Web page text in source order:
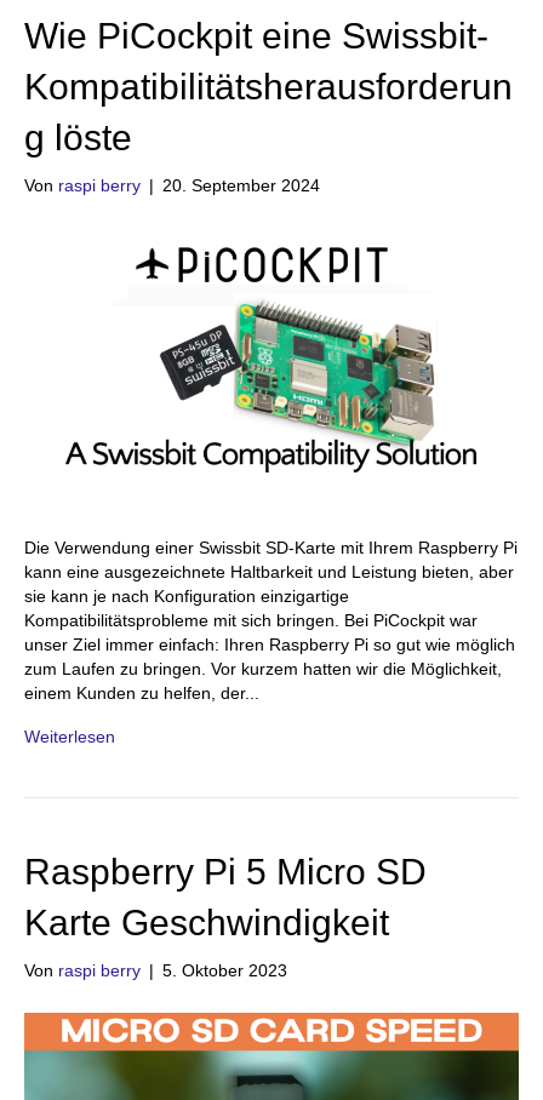
Wie PiCockpit eine Swissbit-
Kompatibilitätsherausforderun
g löste
Von raspi berry | 20. September 2024
Die Verwendung einer Swissbit SD-Karte mit Ihrem Raspberry Pi
kann eine ausgezeichnete Haltbarkeit und Leistung bieten, aber
sie kann je nach Konfiguration einzigartige
Kompatibilitätsprobleme mit sich bringen. Bei PiCockpit war
unser Ziel immer einfach: Ihren Raspberry Pi so gut wie möglich
zum Laufen zu bringen. Vor kurzem hatten wir die Möglichkeit,
einem Kunden zu helfen, der...
Weiterlesen
Raspberry Pi 5 Micro SD
Karte Geschwindigkeit
Von raspi berry | 5. Oktober 2023